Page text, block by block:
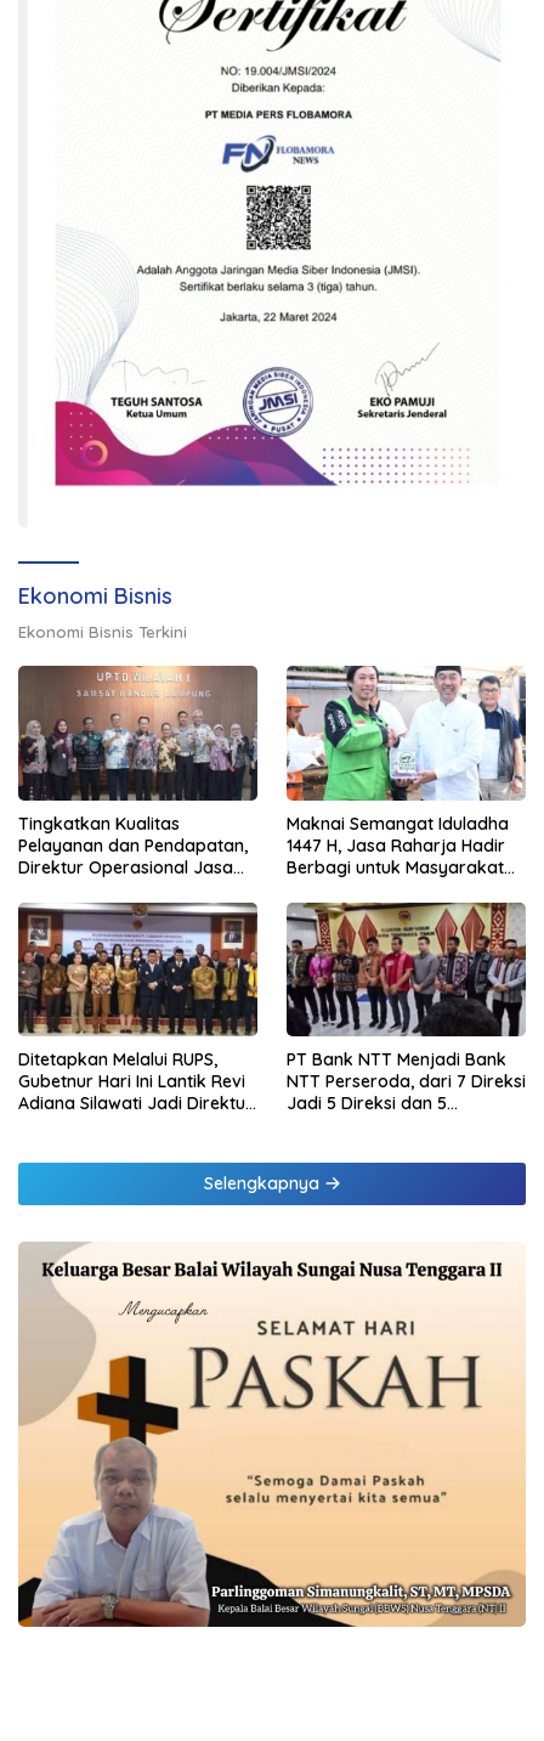
Ekonomi Bisnis
Ekonomi Bisnis Terkini
Tingkatkan Kualitas
Pelayanan dan Pendapatan,
Direktur Operasional Jasa
di Lampung dan Tinjau
Samsat Rajabasa
Maknai Semangat Iduladha
1447 H, Jasa Raharja Hadir
Berbagi untuk Masyarakat
Daging Kurban
Ditetapkan Melalui RUPS,
Gubetnur Hari Ini Lantik Revi
Adiana Silawati Jadi Direktur
PT Bank NTT Menjadi Bank
NTT Perseroda, dari 7 Direksi
Jadi 5 Direksi dan 5
Selengkapnya